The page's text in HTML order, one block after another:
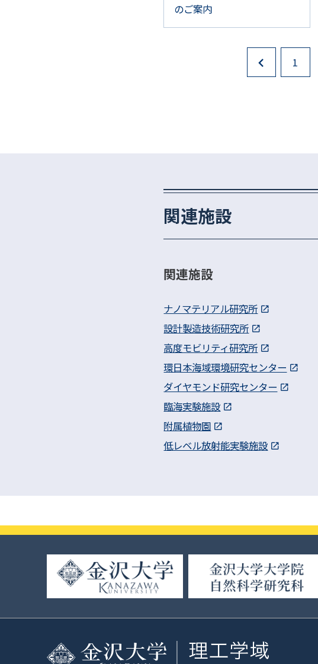
のご案内
1
関連施設
関連施設
ナノマテリアル研究所
設計製造技術研究所
高度モビリティ研究所
環日本海域環境研究センター
ダイヤモンド研究センター
臨海実験施設
附属植物園
低レベル放射能実験施設